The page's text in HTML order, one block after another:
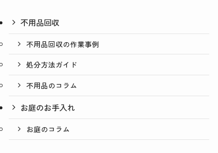
不用品回収
不用品回収の作業事例
処分方法ガイド
不用品のコラム
お庭のお手入れ
お庭のコラム